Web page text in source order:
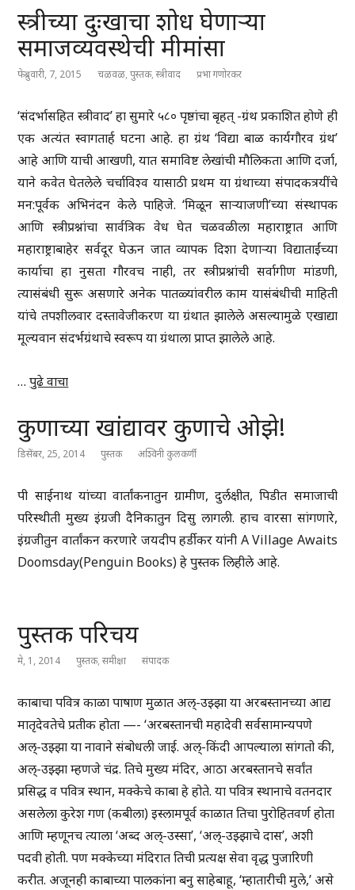
स्त्रीच्या दुःखाचा शोध घेणाऱ्या
समाजव्यवस्थेची मीमांसा
फेब्रुवारी, 7, 2015 चळवळ,पुस्तक,स्त्रीवाद प्रभा गणोरकर
‘संदर्भासहित स्त्रीवाद’ हा सुमारे ५८० पृष्ठांचा बृहत् -ग्रंथ प्रकाशित होणे ही
एक अत्यंत स्वागतार्ह घटना आहे. हा ग्रंथ ‘विद्या बाळ कार्यगौरव ग्रंथ’
आहे आणि याची आखणी, यात समाविष्ट लेखांची मौलिकता आणि दर्जा,
याने कवेत घेतलेले चर्चाविश्व यासाठी प्रथम या ग्रंथाच्या संपादकत्रयींचे
मन:पूर्वक अभिनंदन केले पाहिजे. ‘मिळून साऱ्याजणी’च्या संस्थापक
आणि स्त्रीप्रश्नांचा सार्वत्रिक वेध घेत चळवळीला महाराष्ट्रात आणि
महाराष्ट्राबाहेर सर्वदूर घेऊन जात व्यापक दिशा देणाऱ्या विद्याताईंच्या
कार्याचा हा नुसता गौरवच नाही, तर स्त्रीप्रश्नांची सर्वागीण मांडणी,
त्यासंबंधी सुरू असणारे अनेक पातळ्यांवरील काम यासंबंधीची माहिती
यांचे तपशीलवार दस्तावेजीकरण या ग्रंथात झालेले असल्यामुळे एखाद्या
मूल्यवान संदर्भग्रंथाचे स्वरूप या ग्रंथाला प्राप्त झालेले आहे.
…पुढे वाचा
कुणाच्या खांद्यावर कुणाचे ओझे!
डिसेंबर, 25, 2014 पुस्तक अश्विनी कुलकर्णी
पी साईनाथ यांच्या वार्तांकनातुन ग्रामीण, दुर्लक्षीत, पिडीत समाजाची
परिस्थीती मुख्य इंग्रजी दैनिकातुन दिसु लागली. हाच वारसा सांगणारे,
इंग्रजीतुन वार्तांकन करणारे जयदीप हर्डीकर यांनी A Village Awaits
Doomsday(Penguin Books) हे पुस्तक लिहीले आहे.
पुस्तक परिचय
मे, 1, 2014 पुस्तक,समीक्षा संपादक
काबाचा पवित्र काळा पाषाण मुळात अल्-उझ्झा या अरबस्तानच्या आद्य
मातृदेवतेचे प्रतीक होता —- ‘अरबस्तानची महादेवी सर्वसामान्यपणे
अल्-उझ्झा या नावाने संबोधली जाई. अल्-किंदी आपल्याला सांगतो की,
अल्-उझ्झा म्हणजे चंद्र. तिचे मुख्य मंदिर, आठा अरबस्तानचे सर्वांत
प्रसिद्ध व पवित्र स्थान, मक्केचे काबा हे होते. या पवित्र स्थानाचे वतनदार
असलेला कुरेश गण (कबीला) इस्लामपूर्व काळात तिचा पुरोहितवर्ण होता
आणि म्हणूनच त्याला ‘अब्द अल्-उस्सा’, ‘अल्-उझ्झाचे दास’, अशी
पदवी होती. पण मक्केच्या मंदिरात तिची प्रत्यक्ष सेवा वृद्ध पुजारिणी
करीत. अजूनही काबाच्या पालकांना बनु साहेबाहू, ‘म्हातारीची मुले,’ असे